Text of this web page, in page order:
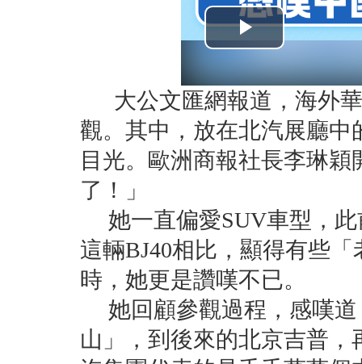
大公文匯網報道，海外華
觀。其中，放在北汽展廳
目光。歐洲商報社長李琳
了！」
她一直偏愛SUV車型，此
這輛BJ40相比，顯得有些
時，她更是讚嘆不已。
她回顧參觀過程，感嘆道
山」，到後來的北京吉普